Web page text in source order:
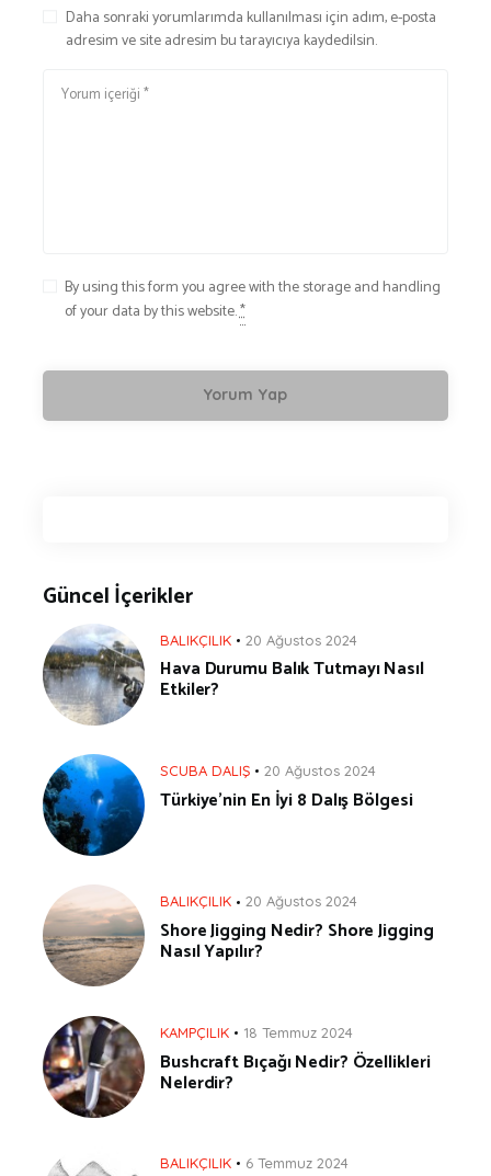
Daha sonraki yorumlarımda kullanılması için adım, e-posta
adresim ve site adresim bu tarayıcıya kaydedilsin.
By using this form you agree with the storage and handling
of your data by this website.*
Güncel İçerikler
BALIKÇILIK 20 Ağustos 2024
Hava Durumu Balık Tutmayı Nasıl
Etkiler?
SCUBA DALIŞ 20 Ağustos 2024
Türkiye’nin En İyi 8 Dalış Bölgesi
BALIKÇILIK 20 Ağustos 2024
Shore Jigging Nedir? Shore Jigging
Nasıl Yapılır?
KAMPÇILIK 18 Temmuz 2024
Bushcraft Bıçağı Nedir? Özellikleri
Nelerdir?
BALIKÇILIK 6 Temmuz 2024